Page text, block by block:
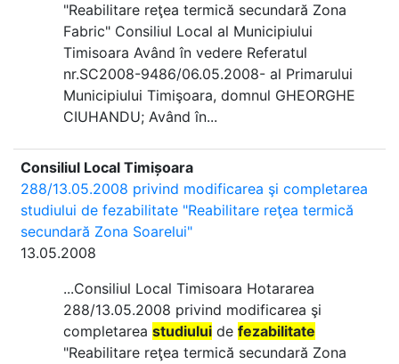
"Reabilitare reţea termică secundară Zona
Fabric" Consiliul Local al Municipiului
Timisoara Având în vedere Referatul
nr.SC2008-9486/06.05.2008- al Primarului
Municipiului Timişoara, domnul GHEORGHE
CIUHANDU; Având în...
Consiliul Local Timișoara
288/13.05.2008 privind modificarea şi completarea
studiului de fezabilitate "Reabilitare reţea termică
secundară Zona Soarelui"
13.05.2008
...Consiliul Local Timisoara Hotararea
288/13.05.2008 privind modificarea şi
completarea studiului de fezabilitate
"Reabilitare reţea termică secundară Zona